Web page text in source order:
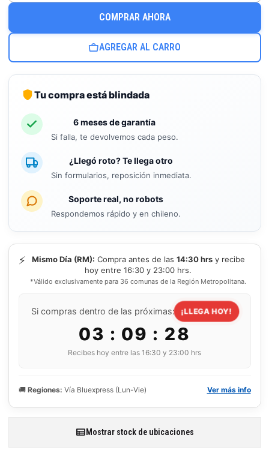
AGREGAR AL CARRO
COMPRAR AHORA
Tu compra está blindada
6 meses de garantía
Si falla, te devolvemos cada peso.
¿Llegó roto? Te llega otro
Sin formularios, reposición inmediata.
Soporte real, no robots
Respondemos rápido y en chileno.
⚡ Mismo Día (RM): Compra antes de las 14:30 hrsy recibe
hoy entre 16:30 y 23:00 hrs.
*Válido exclusivamente para 36 comunas de la Región Metropolitana.
Si compras dentro de las próximas: ¡LLEGA HOY!
03 : 09 : 27
Recibes hoy entre las 16:30 y 23:00 hrs
🚚 Regiones: Vía Bluexpress (Lun-Vie) Ver más info
Mostrar stock de ubicaciones